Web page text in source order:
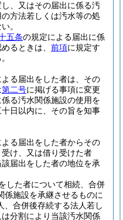
、又はその届出に係る汚
方法若しくは汚水等の処
。
五条の規定による届出に係
るときは、 前項に規定す
る届出をした者は、その
第二号に掲げる事項に変更
る汚水関係施設の使用を
日以内に、その旨を知事
る届出をした者からその
け、又は借り受けた者
届出をした者の地位を承
した者について相続、合併
係施設を承継させるものに
、合併後存続する法人若し
分割により当該汚水関係